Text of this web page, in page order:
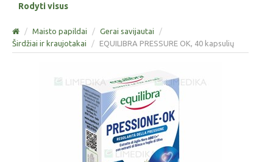
Rodyti visus
/ Maisto papildai / Gerai savijautai
/
Širdžiai ir kraujotakai
/ EQUILIBRA PRESSURE OK, 40 kapsulių